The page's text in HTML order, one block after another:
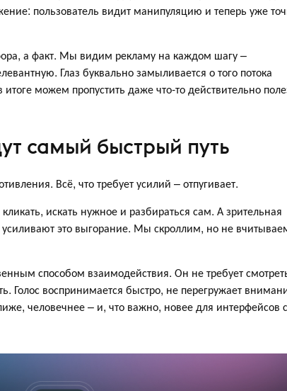
пользователь видит манипуляцию и теперь уже
а факт. Мы видим рекламу на каждом шагу –
Глаз буквально замыливается о того потока
можем пропустить даже что-то действительно
самый быстрый путь
Всё, что требует усилий – отпугивает.
искать нужное и разбираться сам. А зрительная
это выгорание. Мы скроллим, но не
способом взаимодействия. Он не требует
Голос воспринимается быстро, не перегружает
человечнее – и, что важно, новее для интерфейсов